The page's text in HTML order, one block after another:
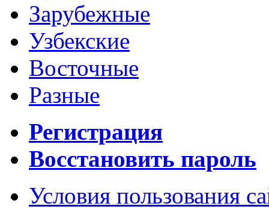
Зарубежные
Узбекские
Восточные
Разные
Регистрация
Восстановить пароль
Условия пользования